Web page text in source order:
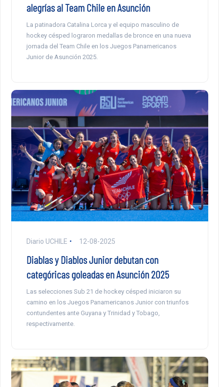
alegrías al Team Chile en Asunción
La patinadora Catalina Lorca y el equipo masculino de
hockey césped lograron medallas de bronce en una nueva
jornada del Team Chile en los Juegos Panamericanos
Junior de Asunción 2025.
Diario UCHILE 12-08-2025
Diablas y Diablos Junior debutan con
categóricas goleadas en Asunción 2025
Las selecciones Sub 21 de hockey césped iniciaron su
camino en los Juegos Panamericanos Junior con triunfos
contundentes ante Guyana y Trinidad y Tobago,
respectivamente.